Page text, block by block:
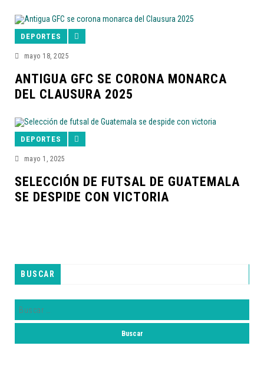
DEPORTES
mayo 18, 2025
ANTIGUA GFC SE CORONA MONARCA
DEL CLAUSURA 2025
DEPORTES
mayo 1, 2025
SELECCIÓN DE FUTSAL DE GUATEMALA
SE DESPIDE CON VICTORIA
BUSCAR